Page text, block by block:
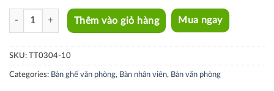
TT0304-10 quantity
Thêm vào giỏ hàng Mua ngay
SKU: TT0304-10
Categories: Bàn ghế văn phòng, Bàn nhân viên, Bàn văn phòng